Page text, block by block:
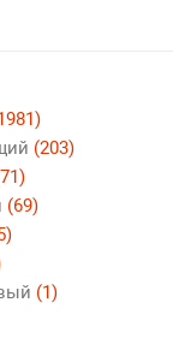
(203)
(69)
(1)